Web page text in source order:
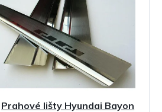
Prahové lišty Hyundai Bayon